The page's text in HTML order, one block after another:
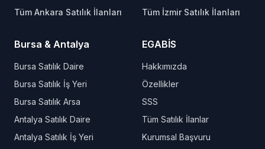
Tüm Ankara Satılık İlanları
Tüm İzmir Satılık İlanları
Bursa & Antalya
Bursa Satılık Daire
Bursa Satılık İş Yeri
Bursa Satılık Arsa
Antalya Satılık Daire
Antalya Satılık İş Yeri
EGABİS
Hakkımızda
Özellikler
SSS
Tüm Satılık İlanlar
Kurumsal Başvuru